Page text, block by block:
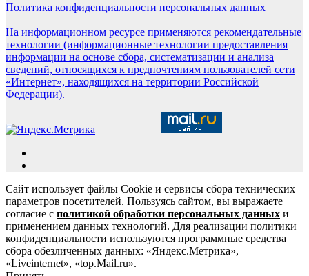
Политика конфиденциальности персональных данных
На информационном ресурсе применяются рекомендательные
технологии (информационные технологии предоставления
информации на основе сбора, систематизации и анализа
сведений, относящихся к предпочтениям пользователей сети
«Интернет», находящихся на территории Российской
Федерации).
Сайт использует файлы Cookie и сервисы сбора технических
параметров посетителей. Пользуясь сайтом, вы выражаете
согласие с политикой обработки персональных данных и
применением данных технологий. Для реализации политики
конфиденциальности используются программные средства
сбора обезличенных данных: «Яндекс.Метрика»,
«Liveinternet», «top.Mail.ru».